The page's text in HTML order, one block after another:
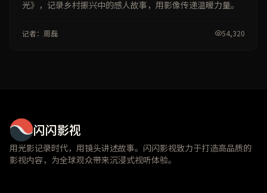
光》，记录乡村振兴中的感人故事，用影像传递温暖力量。
记者：周磊 54,320
闪闪影视
用光影记录时代，用镜头讲述故事。闪闪影视致力于打造高品质的
影视内容，为全球观众带来沉浸式视听体验。